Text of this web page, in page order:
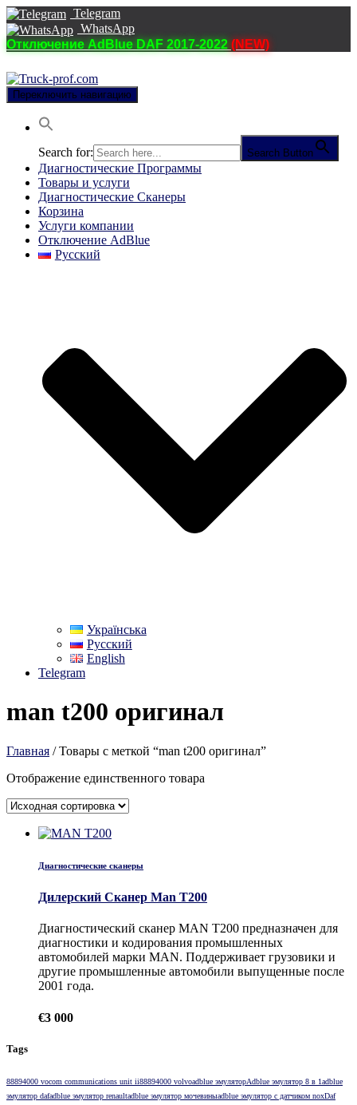
Telegram
WhatsApp
Отключение AdBlue DAF 2017-2022 (NEW)
Переключить навигацию
Search for: Search Button
Диагностические Программы
Товары и услуги
Диагностические Сканеры
Корзина
Услуги компании
Отключение AdBlue
Русский
Українська
Русский
English
Telegram
man t200 оригинал
Главная / Товары с меткой “man t200 оригинал”
Отображение единственного товара
Диагностические сканеры
Дилерский Сканер Man T200
Диагностический сканер MAN T200 предназначен для
диагностики и кодирования промышленных
автомобилей марки MAN. Поддерживает грузовики и
другие промышленные автомобили выпущенные после
2001 года.
€3 000
Tags
88894000 vocom communications unit ii88894000 volvoadblue эмуляторAdblue эмулятор 8 в 1adblue
эмулятор dafadblue эмулятор renaultadblue эмулятор мочевиныadblue эмулятор с датчиком noxDaf